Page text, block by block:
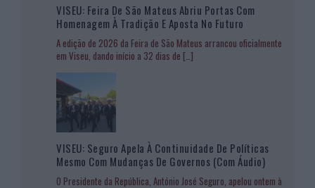
VISEU: Feira De São Mateus Abriu Portas Com
Homenagem À Tradição E Aposta No Futuro
A edição de 2026 da Feira de São Mateus arrancou oficialmente
em Viseu, dando início a 32 dias de […]
VISEU: Seguro Apela À Continuidade De Políticas
Mesmo Com Mudanças De Governos (com Áudio)
O Presidente da República, António José Seguro, apelou ontem à